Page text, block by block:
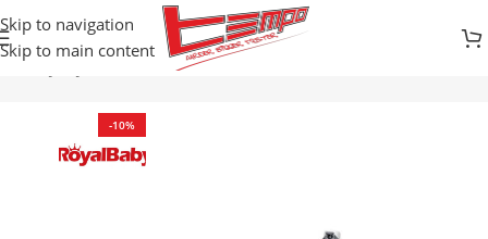
Skip to navigation
Skip to main content
DJEČIJI BICIKLI / BALANS
-10%